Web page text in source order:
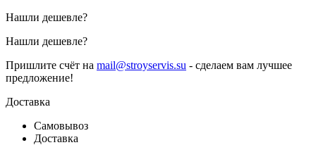
Нашли дешевле?
Нашли дешевле?
Пришлите счёт на mail@stroyservis.su - сделаем вам лучшее
предложение!
Доставка
Самовывоз
Доставка